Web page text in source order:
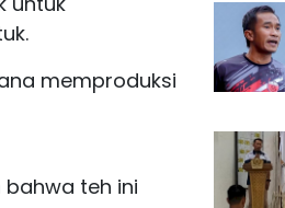
memproduksi
teh ini